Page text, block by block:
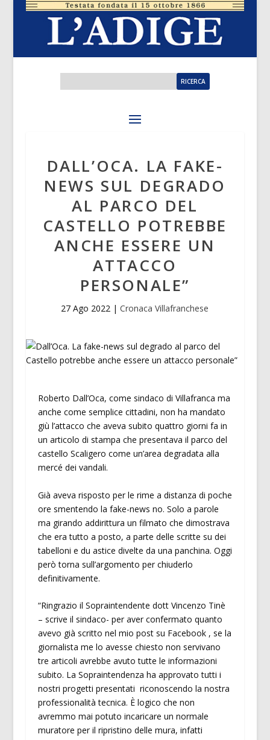
DALL’OCA. LA FAKE-
NEWS SUL DEGRADO
AL PARCO DEL
CASTELLO POTREBBE
ANCHE ESSERE UN
ATTACCO
PERSONALE”
27 Ago 2022 |Cronaca Villafranchese
Roberto Dall’Oca, come sindaco di Villafranca ma
anche come semplice cittadini, non ha mandato
giù l’attacco che aveva subito quattro giorni fa in
un articolo di stampa che presentava il parco del
castello Scaligero come un’area degradata alla
mercé dei vandali.
Già aveva risposto per le rime a distanza di poche
ore smentendo la fake-news no. Solo a parole
ma girando addirittura un filmato che dimostrava
che era tutto a posto, a parte delle scritte su dei
tabelloni e du astice divelte da una panchina. Oggi
però torna sull’argomento per chiuderlo
definitivamente.
“Ringrazio il Sopraintendente dott Vincenzo Tinè
– scrive il sindaco- per aver confermato quanto
avevo già scritto nel mio post su Facebook , se la
giornalista me lo avesse chiesto non servivano
tre articoli avrebbe avuto tutte le informazioni
subito. La Sopraintendenza ha approvato tutti i
nostri progetti presentati riconoscendo la nostra
professionalità tecnica. È logico che non
avremmo mai potuto incaricare un normale
muratore per il ripristino delle mura, infatti